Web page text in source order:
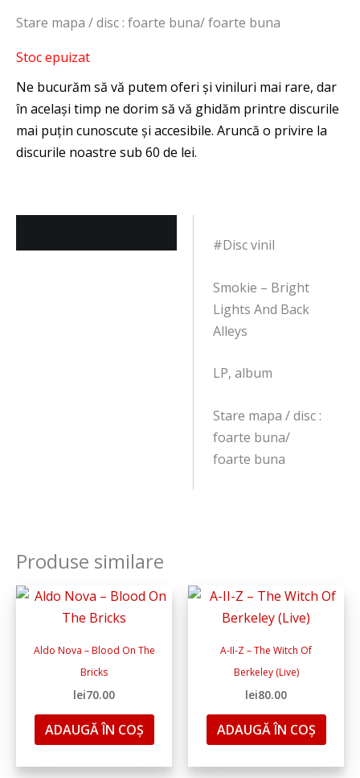
Stare mapa / disc : foarte buna/ foarte buna
Stoc epuizat
#Disc vinil
Smokie – Bright
Lights And Back
Alleys
LP, album
Stare mapa / disc :
foarte buna/
foarte buna
Produse similare
Aldo Nova ‎– Blood On The
Bricks
lei70.00
ADAUGĂ ÎN COȘ
A-II-Z – The Witch Of
Berkeley (Live)
lei80.00
ADAUGĂ ÎN COȘ